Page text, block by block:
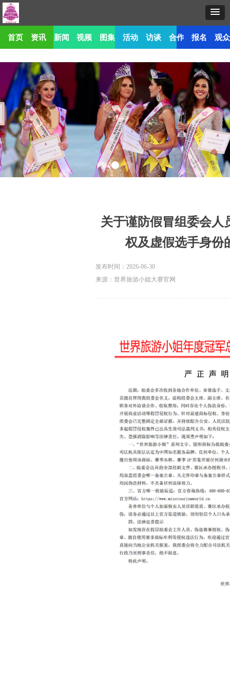
首页 资讯 新闻 视频 图集 活动 访谈 合作 报名 观众
发布时间： 2026-06-30
关于谨防假冒组委会人
权及虚假选手身份
来源：世界旅游小姐大赛官网